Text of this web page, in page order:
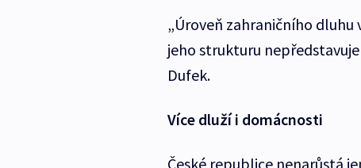
„Úroveň zahraničního
jeho strukturu
Dufek.
Více dluží i domácnosti
České republice nenarůstá